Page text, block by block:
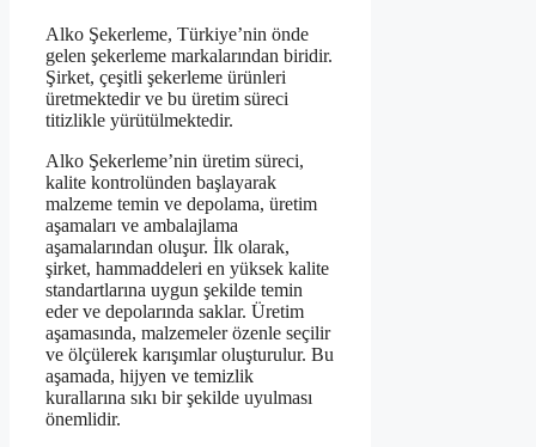
Alko Şekerleme, Türkiye’nin önde
gelen şekerleme markalarından biridir.
Şirket, çeşitli şekerleme ürünleri
üretmektedir ve bu üretim süreci
titizlikle yürütülmektedir.
Alko Şekerleme’nin üretim süreci,
kalite kontrolünden başlayarak
malzeme temin ve depolama, üretim
aşamaları ve ambalajlama
aşamalarından oluşur. İlk olarak,
şirket, hammaddeleri en yüksek kalite
standartlarına uygun şekilde temin
eder ve depolarında saklar. Üretim
aşamasında, malzemeler özenle seçilir
ve ölçülerek karışımlar oluşturulur. Bu
aşamada, hijyen ve temizlik
kurallarına sıkı bir şekilde uyulması
önemlidir.